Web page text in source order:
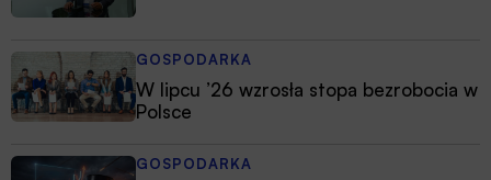
GOSPODARKA
W lipcu ’26 wzrosła stopa bezrobocia w
Polsce
GOSPODARKA